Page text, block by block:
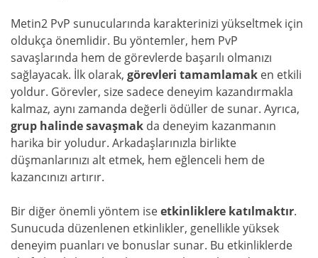
Metin2 PvP sunucularında karakterinizi yükseltmek için
oldukça önemlidir. Bu yöntemler, hem PvP
savaşlarında hem de görevlerde başarılı olmanızı
sağlayacak. İlk olarak, görevleri tamamlamak en etkili
yoldur. Görevler, size sadece deneyim kazandırmakla
kalmaz, aynı zamanda değerli ödüller de sunar. Ayrıca,
grup halinde savaşmak da deneyim kazanmanın
harika bir yoludur. Arkadaşlarınızla birlikte
düşmanlarınızı alt etmek, hem eğlenceli hem de
kazancınızı artırır.
Bir diğer önemli yöntem iseetkinliklere katılmaktır.
Sunucuda düzenlenen etkinlikler, genellikle yüksek
deneyim puanları ve bonuslar sunar. Bu etkinliklerde